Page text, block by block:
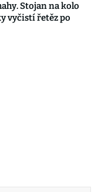
Stojan na kolo
vyčistí řetěz po